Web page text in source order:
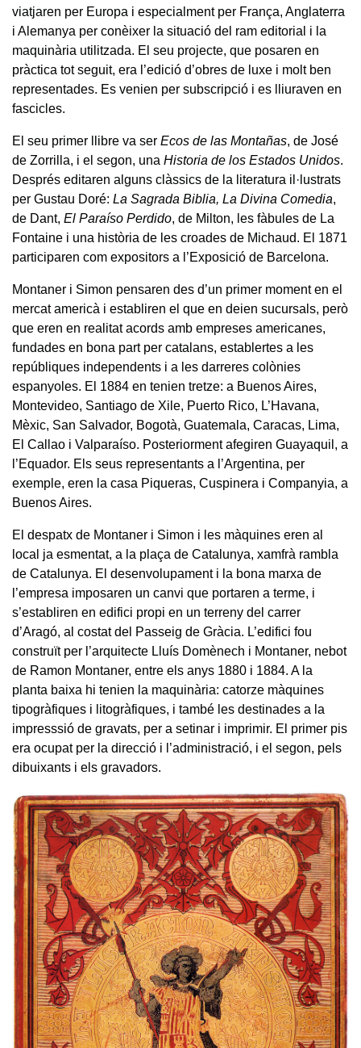
viatjaren per Europa i especialment per França, Anglaterra
i Alemanya per conèixer la situació del ram editorial i la
maquinària utilitzada. El seu projecte, que posaren en
pràctica tot seguit, era l’edició d’obres de luxe i molt ben
representades. Es venien per subscripció i es lliuraven en
fascicles.
El seu primer llibre va ser Ecos de las Montañas, de José
de Zorrilla, i el segon, una Historia de los Estados Unidos.
Després editaren alguns clàssics de la literatura il·lustrats
per Gustau Doré: La Sagrada Biblia, La Divina Comedia,
de Dant, El Paraíso Perdido, de Milton, les fàbules de La
Fontaine i una història de les croades de Michaud. El 1871
participaren com expositors a l’Exposició de Barcelona.
Montaner i Simon pensaren des d’un primer moment en el
mercat americà i establiren el que en deien sucursals, però
que eren en realitat acords amb empreses americanes,
fundades en bona part per catalans, establertes a les
repúbliques independents i a les darreres colònies
espanyoles. El 1884 en tenien tretze: a Buenos Aires,
Montevideo, Santiago de Xile, Puerto Rico, L’Havana,
Mèxic, San Salvador, Bogotà, Guatemala, Caracas, Lima,
El Callao i Valparaíso. Posteriorment afegiren Guayaquil, a
l’Equador. Els seus representants a l’Argentina, per
exemple, eren la casa Piqueras, Cuspinera i Companyia, a
Buenos Aires.
El despatx de Montaner i Simon i les màquines eren al
local ja esmentat, a la plaça de Catalunya, xamfrà rambla
de Catalunya. El desenvolupament i la bona marxa de
l’empresa imposaren un canvi que portaren a terme, i
s’establiren en edifici propi en un terreny del carrer
d’Aragó, al costat del Passeig de Gràcia. L’edifici fou
construït per l’arquitecte Lluís Domènech i Montaner, nebot
de Ramon Montaner, entre els anys 1880 i 1884. A la
planta baixa hi tenien la maquinària: catorze màquines
tipogràfiques i litogràfiques, i també les destinades a la
impresssió de gravats, per a setinar i imprimir. El primer pis
era ocupat per la direcció i l’administració, i el segon, pels
dibuixants i els gravadors.